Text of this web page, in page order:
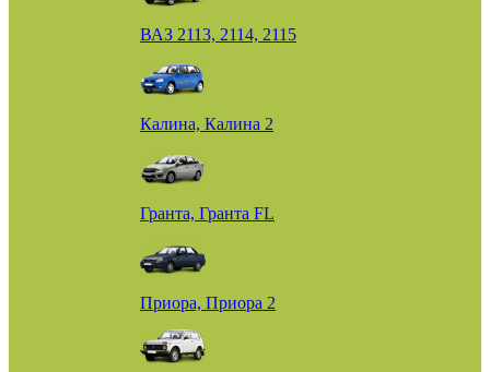
ВАЗ 2113, 2114, 2115
Калина, Калина 2
Гранта, Гранта FL
Приора, Приора 2